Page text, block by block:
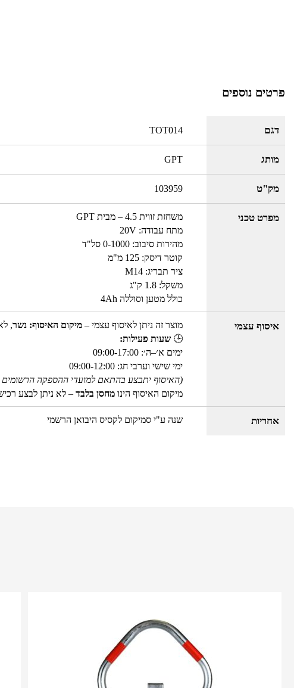
פרטים נוספים
דגם TOT014
מותג GPT
מק"ט 103959
מפרט טכני
משחזת זווית 4.5 – מבית GPT
מתח עבודה: 20V
מהירות סיבוב: 0-1000 סל"ד
קוטר דיסק: 125 מ"מ
ציר תבריג: M14
משקל: 1.8 ק"ג
כולל מטען וסוללה 4Ah
איסוף עצמי מוצר זה ניתן לאיסוף עצמי – מיקום האיסוף: נשר,
🕒 שעות פעילות:
ימים א׳–ה׳: 09:00-17:00
ימי שישי וערבי חג: 09:00-12:00
(האיסוף יתבצע בהתאם למועדי ההספקה הרשומים
מיקום האיסוף הינו מחסן בלבד – לא ניתן לבצע
אחריות שנה ע"י סמיקום לקסיס היבואן הרשמי